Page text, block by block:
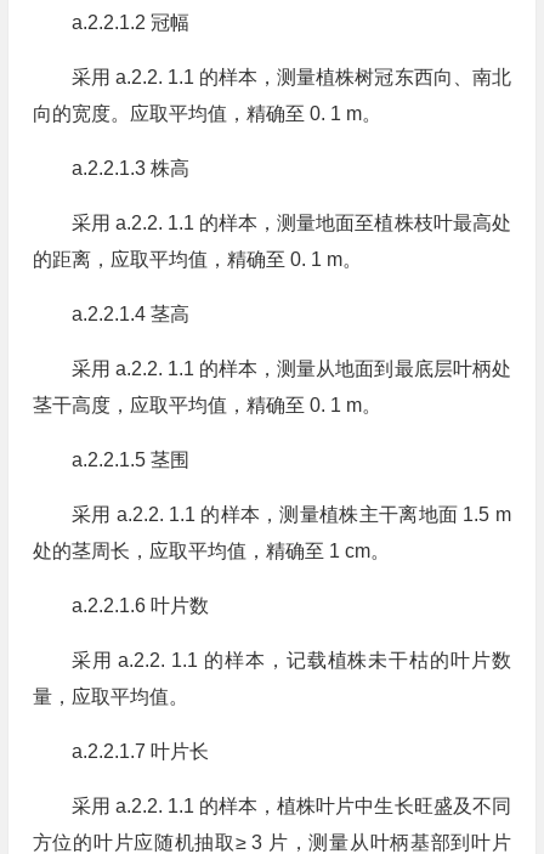
a.2.2.1.2 冠幅
采用 a.2.2. 1.1 的样本，测量植株树冠东西向、南北
向的宽度。应取平均值，精确至 0. 1 m。
a.2.2.1.3 株高
采用 a.2.2. 1.1 的样本，测量地面至植株枝叶最高处
的距离，应取平均值，精确至 0. 1 m。
a.2.2.1.4 茎高
采用 a.2.2. 1.1 的样本，测量从地面到最底层叶柄处
茎干高度，应取平均值，精确至 0. 1 m。
a.2.2.1.5 茎围
采用 a.2.2. 1.1 的样本，测量植株主干离地面 1.5 m
处的茎周长，应取平均值，精确至 1 cm。
a.2.2.1.6 叶片数
采用 a.2.2. 1.1 的样本，记载植株未干枯的叶片数
量，应取平均值。
a.2.2.1.7 叶片长
采用 a.2.2. 1.1 的样本，植株叶片中生长旺盛及不同
方位的叶片应随机抽取≥ 3 片，测量从叶柄基部到叶片